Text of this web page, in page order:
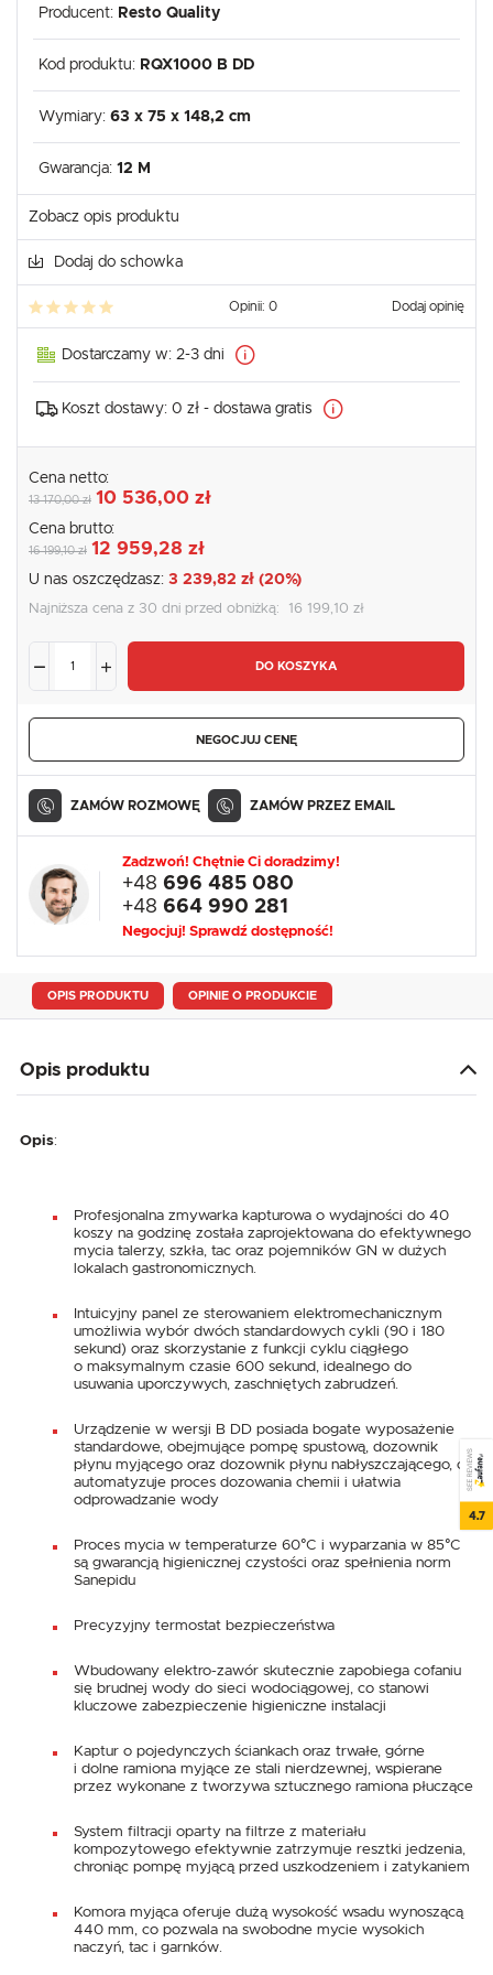
Producent: Resto Quality
Kod produktu: RQX1000 B DD
Wymiary: 63 x 75 x 148,2 cm
Gwarancja: 12 M
Zobacz opis produktu
Dodaj do schowka
Opinii: 0 Dodaj opinię
Dostarczamy w: 2-3 dni
Koszt dostawy: 0 zł - dostawa gratis
Cena netto:
13 170,00 zł 10 536,00 zł
Cena brutto:
16 199,10 zł 12 959,28 zł
U nas oszczędzasz: 3 239,82 zł (20%)
Najniższa cena z 30 dni przed obniżką: 16 199,10 zł
DO KOSZYKA
NEGOCJUJ CENĘ
ZAMÓW ROZMOWĘ ZAMÓW PRZEZ EMAIL
Zadzwoń! Chętnie Ci doradzimy!
+48 696 485 080
+48 664 990 281
Negocjuj! Sprawdź dostępność!
OPIS PRODUKTU OPINIE O PRODUKCIE
Opis produktu
Opis:
Profesjonalna zmywarka kapturowa o wydajności do 40
koszy na godzinę została zaprojektowana do efektywnego
mycia talerzy, szkła, tac oraz pojemników GN w dużych
lokalach gastronomicznych.
Intuicyjny panel ze sterowaniem elektromechanicznym
umożliwia wybór dwóch standardowych cykli (90 i 180
sekund) oraz skorzystanie z funkcji cyklu ciągłego
o maksymalnym czasie 600 sekund, idealnego do
usuwania uporczywych, zaschniętych zabrudzeń.
Urządzenie w wersji B DD posiada bogate wyposażenie
standardowe, obejmujące pompę spustową, dozownik
płynu myjącego oraz dozownik płynu nabłyszczającego, co
automatyzuje proces dozowania chemii i ułatwia
odprowadzanie wody
Proces mycia w temperaturze 60°C i wyparzania w 85°C
są gwarancją higienicznej czystości oraz spełnienia norm
Sanepidu
Precyzyjny termostat bezpieczeństwa
Wbudowany elektro-zawór skutecznie zapobiega cofaniu
się brudnej wody do sieci wodociągowej, co stanowi
kluczowe zabezpieczenie higieniczne instalacji
Kaptur o pojedynczych ściankach oraz trwałe, górne
i dolne ramiona myjące ze stali nierdzewnej, wspierane
przez wykonane z tworzywa sztucznego ramiona płuczące
System filtracji oparty na filtrze z materiału
kompozytowego efektywnie zatrzymuje resztki jedzenia,
chroniąc pompę myjącą przed uszkodzeniem i zatykaniem
Komora myjąca oferuje dużą wysokość wsadu wynoszącą
440 mm, co pozwala na swobodne mycie wysokich
naczyń, tac i garnków.
SEE REVIEWS
4.7